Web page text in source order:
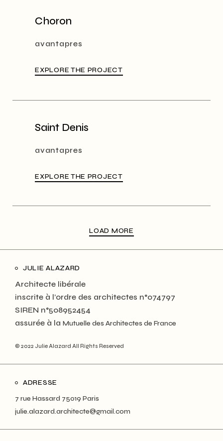
Choron
avantapres
EXPLORE THE PROJECT
Saint Denis
avantapres
EXPLORE THE PROJECT
LOAD MORE
JULIE ALAZARD
Architecte libérale
inscrite à l’ordre des architectes n°074797
SIREN n°508952454
assurée à la Mutuelle des Architectes de France
© 2022 Julie Alazard All Rights Reserved
ADRESSE
7 rue Hassard 75019 Paris
julie.alazard.architecte@gmail.com